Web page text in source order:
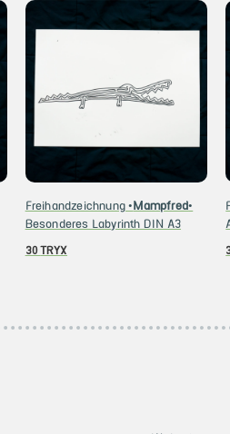
Freihandzeichnung • Mampfred•
Besonderes Labyrinth DIN A3
30TRYX